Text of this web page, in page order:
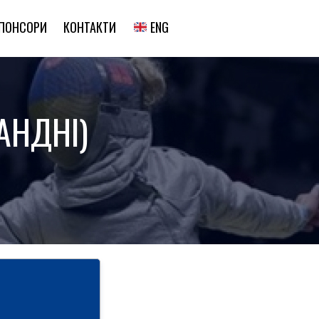
КОНТАКТИ ENG